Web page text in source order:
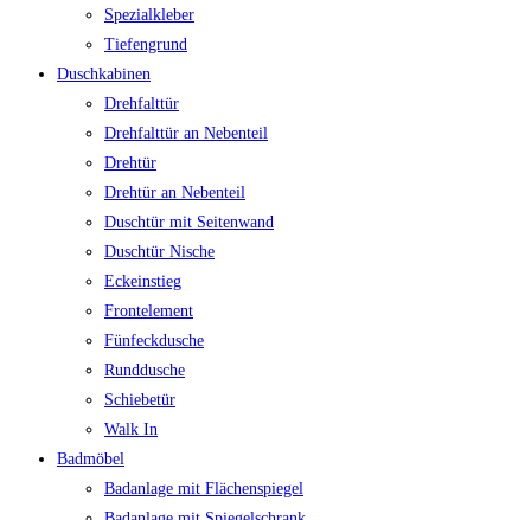
Spezialkleber
Tiefengrund
Duschkabinen
Drehfalttür
Drehfalttür an Nebenteil
Drehtür
Drehtür an Nebenteil
Duschtür mit Seitenwand
Duschtür Nische
Eckeinstieg
Frontelement
Fünfeckdusche
Runddusche
Schiebetür
Walk In
Badmöbel
Badanlage mit Flächenspiegel